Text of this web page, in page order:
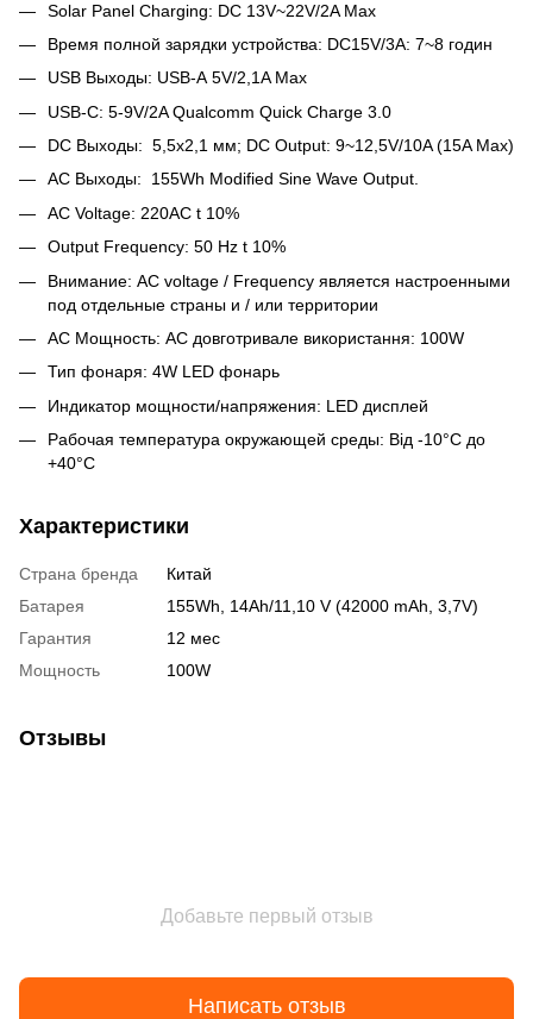
Solar Panel Charging: DC 13V~22V/2A Max
Время полной зарядки устройства: DC15V/3A: 7~8 годин
USB Выходы: USB-А 5V/2,1A Max
USB-C: 5-9V/2A Qualcomm Quick Charge 3.0
DC Выходы: 5,5x2,1 мм; DC Output: 9~12,5V/10A (15A Max)
AC Выходы: 155Wh Modified Sine Wave Output.
AC Voltage: 220AC t 10%
Output Frequency: 50 Hz t 10%
Внимание: AC voltage / Frequency является настроенными
под отдельные страны и / или территории
AC Мощность: AC довготривале використання: 100W
Тип фонаря: 4W LED фонарь
Индикатор мощности/напряжения: LED дисплей
Рабочая температура окружающей среды: Від -10°C до
+40°C
Характеристики
Страна бренда
Китай
Батарея
155Wh, 14Ah/11,10 V (42000 mAh, 3,7V)
Гарантия
12 мес
Мощность
100W
Отзывы
Добавьте первый отзыв
Написать отзыв